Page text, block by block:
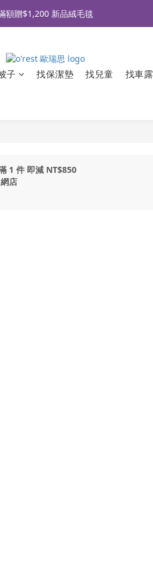
免運｜會員買即贈〈 購物金 〉
額贈$1,200 新品絨毛毯
子 找保潔墊 找兒童 找車露
1 件 即減 NT$850
網店